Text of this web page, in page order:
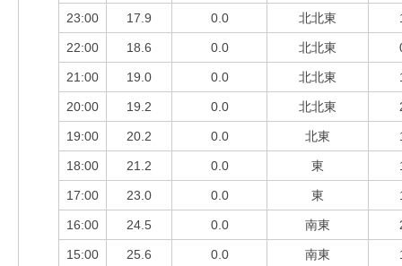
23:00 17.9 0.0 北北東
22:00 18.6 0.0 北北東
21:00 19.0 0.0 北北東
20:00 19.2 0.0 北北東
19:00 20.2 0.0 北東
18:00 21.2 0.0 東
17:00 23.0 0.0 東
16:00 24.5 0.0 南東
15:00 25.6 0.0 南東